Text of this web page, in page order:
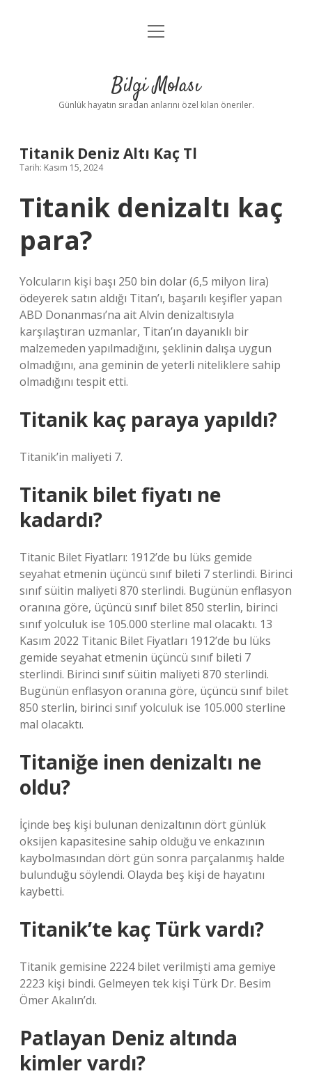
Anasayfa
Yasal Uyarı
menüyü
Bilgi Molası
Günlük hayatın sıradan anlarını özel kılan öneriler.
Titanik Deniz Altı Kaç Tl
Tarih: Kasım 15, 2024
Titanik denizaltı kaç
para?
Yolcuların kişi başı 250 bin dolar (6,5 milyon lira)
ödeyerek satın aldığı Titan’ı, başarılı keşifler yapan
ABD Donanması’na ait Alvin denizaltısıyla
karşılaştıran uzmanlar, Titan’ın dayanıklı bir
malzemeden yapılmadığını, şeklinin dalışa uygun
olmadığını, ana geminin de yeterli niteliklere sahip
olmadığını tespit etti.
Titanik kaç paraya yapıldı?
Titanik’in maliyeti 7.
Titanik bilet fiyatı ne
kadardı?
Titanic Bilet Fiyatları: 1912’de bu lüks gemide
seyahat etmenin üçüncü sınıf bileti 7 sterlindi. Birinci
sınıf süitin maliyeti 870 sterlindi. Bugünün enflasyon
oranına göre, üçüncü sınıf bilet 850 sterlin, birinci
sınıf yolculuk ise 105.000 sterline mal olacaktı. 13
Kasım 2022 Titanic Bilet Fiyatları 1912’de bu lüks
gemide seyahat etmenin üçüncü sınıf bileti 7
sterlindi. Birinci sınıf süitin maliyeti 870 sterlindi.
Bugünün enflasyon oranına göre, üçüncü sınıf bilet
850 sterlin, birinci sınıf yolculuk ise 105.000 sterline
mal olacaktı.
Titaniğe inen denizaltı ne
oldu?
İçinde beş kişi bulunan denizaltının dört günlük
oksijen kapasitesine sahip olduğu ve enkazının
kaybolmasından dört gün sonra parçalanmış halde
bulunduğu söylendi. Olayda beş kişi de hayatını
kaybetti.
Titanik’te kaç Türk vardı?
Titanik gemisine 2224 bilet verilmişti ama gemiye
2223 kişi bindi. Gelmeyen tek kişi Türk Dr. Besim
Ömer Akalın’dı.
Patlayan Deniz altında
kimler vardı?